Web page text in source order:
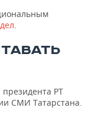
.
президента РТ
СМИ Татарстана.